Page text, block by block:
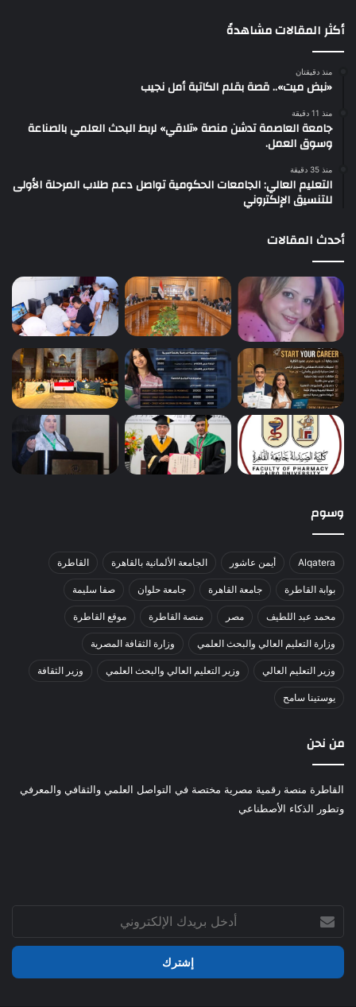
أكثر المقالات مشاهدةً
منذ دقيقتان
«نبض ميت».. قصة بقلم الكاتبة أمل نجيب
منذ 11 دقيقة
جامعة العاصمة تدشن منصة «تلاقي» لربط البحث العلمي بالصناعة
وسوق العمل.
منذ 35 دقيقة
التعليم العالي: الجامعات الحكومية تواصل دعم طلاب المرحلة الأولى
للتنسيق الإلكتروني
أحدث المقالات
وسوم
Alqatera أيمن عاشور الجامعة الألمانية بالقاهرة القاطرة
بوابة القاطرة جامعة القاهرة جامعة حلوان صفا سليمة
محمد عبد اللطيف مصر منصة القاطرة موقع القاطرة
وزارة التعليم العالي والبحث العلمي وزارة الثقافة المصرية
وزير التعليم العالي وزير التعليم العالي والبحث العلمي وزير الثقافة
يوستينا سامح
من نحن
القاطرة منصة رقمية مصرية مختصة في التواصل العلمي والثقافي والمعرفي
وتطور الذكاء الأصطناعي
بريدك
الإلكتروني